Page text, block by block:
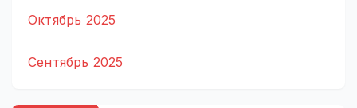
Октябрь 2025
Сентябрь 2025